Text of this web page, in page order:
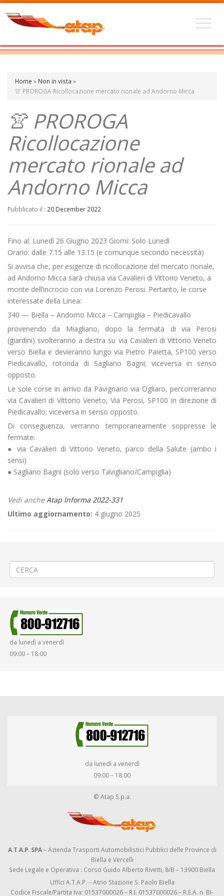
Home » Non in vista »
👚 PROROGA Ricollocazione mercato rionale ad Andorno Micca
👚 PROROGA
Ricollocazione
mercato rionale ad
Andorno Micca
Pubblicato il : 20 December 2022
Fino al: Lunedì 26 Giugno 2023 Giorni: Solo Lunedì
Orario: dalle 7.15 alle 13.15 (e comunque secondo necessità)
Si avvisa che, per esigenze di ricollocazione del mercato rionale,
ad Andorno Micca sarà chiusa via Cavalieri di Vittorio Veneto, a
monte dell’incrocio con via Lorenzo Perosi. Pertanto, le corse
interessate della Linea:
340 — Biella – Andorno Micca – Campiglia – Piedicavallo
provenendo da Miagliano, dopo la fermata di via Perosi
(giardini) svolteranno a destra su via Cavalieri di Vittorio Veneto
verso Biella e devieranno lungo via Pietro Paietta, SP100 verso
Piedicavallo, rotonda di Sagliano Bagni; viceversa in senso
opposto.
Le sole corse in arrivo da Pavignano via Ogliaro, percorreranno
via Cavalieri di Vittorio Veneto, Via Perosi, SP100 in direzione di
Piedicavallo; viceversa in senso opposto.
Di conseguenza, verranno temporaneamente soppresse le
fermate:
● via Cavalieri di Vittorio Veneto, parco della Salute (ambo i
sensi)
● Sagliano Bagni (solo verso Tavigliano/Campiglia)
Vedi ancheAtap Informa 2022-331
Ultimo aggiornamento: 4 giugno 2025
da lunedì a venerdì
09:00 – 18:00
da lunedì a venerdì
09:00 – 18:00
© Atap S.p.a.
A.T.A.P. SPA– Azienda Trasporti Automobilistici Pubblici delle Province di
Biella e Vercelli
Sede Legale e Operativa : Corso Guido Alberto Rivetti, 8/B – 13900 Biella
Uffici A.T.A.P. – Atrio Stazione S. Paolo Biella
Codice Fiscale/Partita Iva: 01537000026 – R.I. 01537000026 – R.E.A. n. BI-